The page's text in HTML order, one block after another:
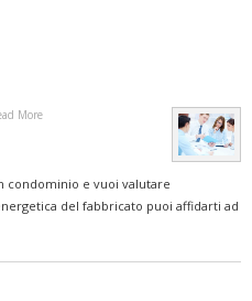
More
condominio e vuoi valutare
del fabbricato puoi affidarti ad